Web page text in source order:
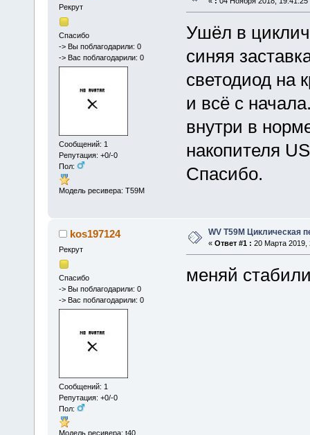
Рекрут
Спасибо
-> Вы поблагодарили: 0
-> Вас поблагодарили: 0
Сообщений: 1
Репутация: +0/-0
Пол:
Модель ресивера: T59M
Ушёл в
синяя
светодиод на
и всё с
внутри в
накопителя
Спасибо.
kos197124
Рекрут
Спасибо
-> Вы поблагодарили: 0
-> Вас поблагодарили: 0
Сообщений: 1
Репутация: +0/-0
Пол:
Модель ресивера: t40
WV T59M Циклическая
« Ответ #1 : 20 Марта 2019,
меняй